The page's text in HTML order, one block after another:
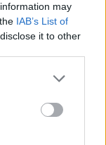
may
IAB’s List of
it to other
or more Google
may click to
party tags to
in below Google
το Μπάγερν
είχαν ένα
Μπάγερν-